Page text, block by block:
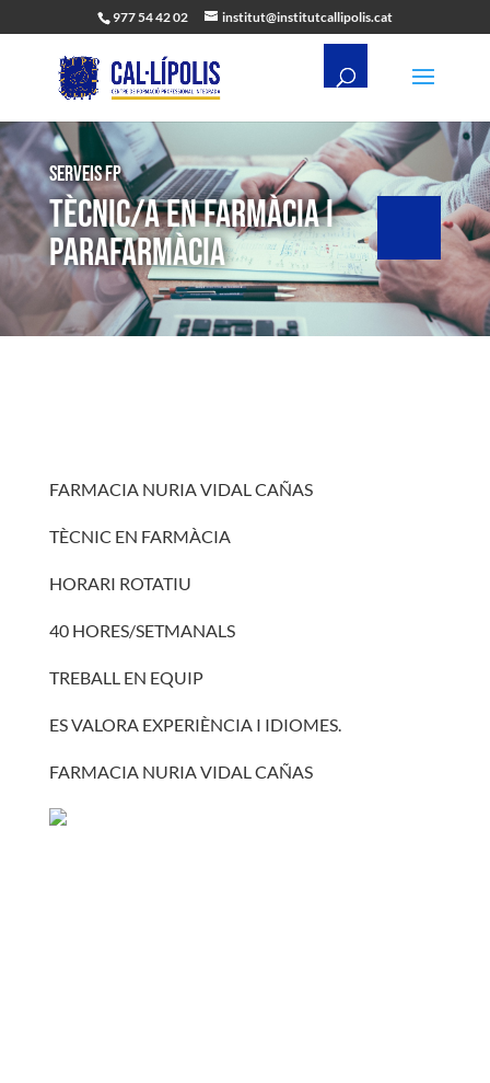
977 54 42 02 institut@institutcallipolis.cat
Serveis FP
TÈCNIC/A EN FARMÀCIA I
PARAFARMÀCIA
FARMACIA NURIA VIDAL CAÑAS
TÈCNIC EN FARMÀCIA
HORARI ROTATIU
40 HORES/SETMANALS
TREBALL EN EQUIP
ES VALORA EXPERIÈNCIA I IDIOMES.
FARMACIA NURIA VIDAL CAÑAS